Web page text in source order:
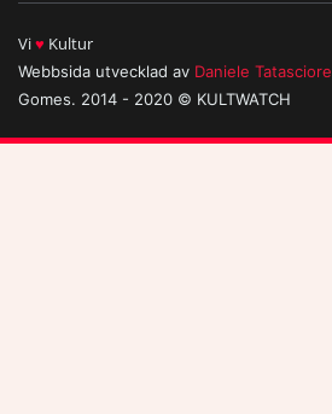
Vi♥ Kultur
Webbsida utvecklad av Daniele Tatasciore
Gomes. 2014 - 2020 © KULTWATCH